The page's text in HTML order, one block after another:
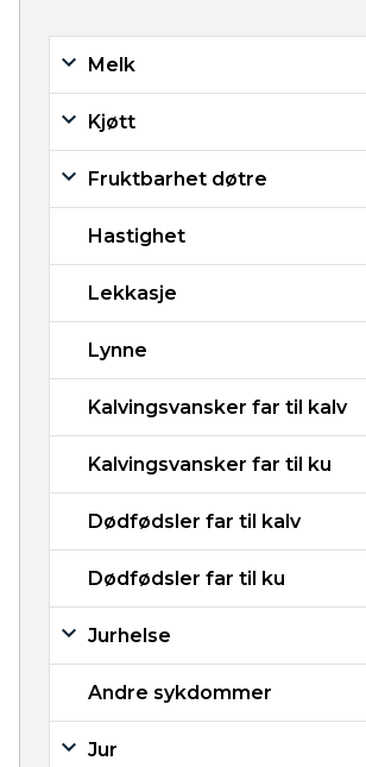
Melk
Kjøtt
Fruktbarhet døtre
Hastighet
Lekkasje
Lynne
Kalvingsvansker far til kalv
Kalvingsvansker far til ku
Dødfødsler far til kalv
Dødfødsler far til ku
Jurhelse
Andre sykdommer
Jur